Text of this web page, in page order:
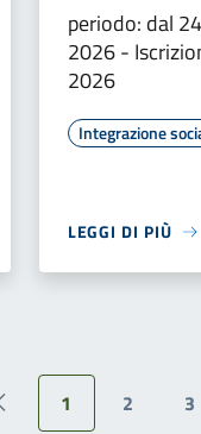
periodo: dal
2026 -
2026
Integrazione
LEGGI DI PIÙ
Pagina precedente
1 2 3